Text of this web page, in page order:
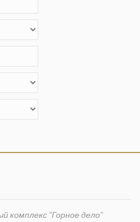
комплекс "Горное дело"